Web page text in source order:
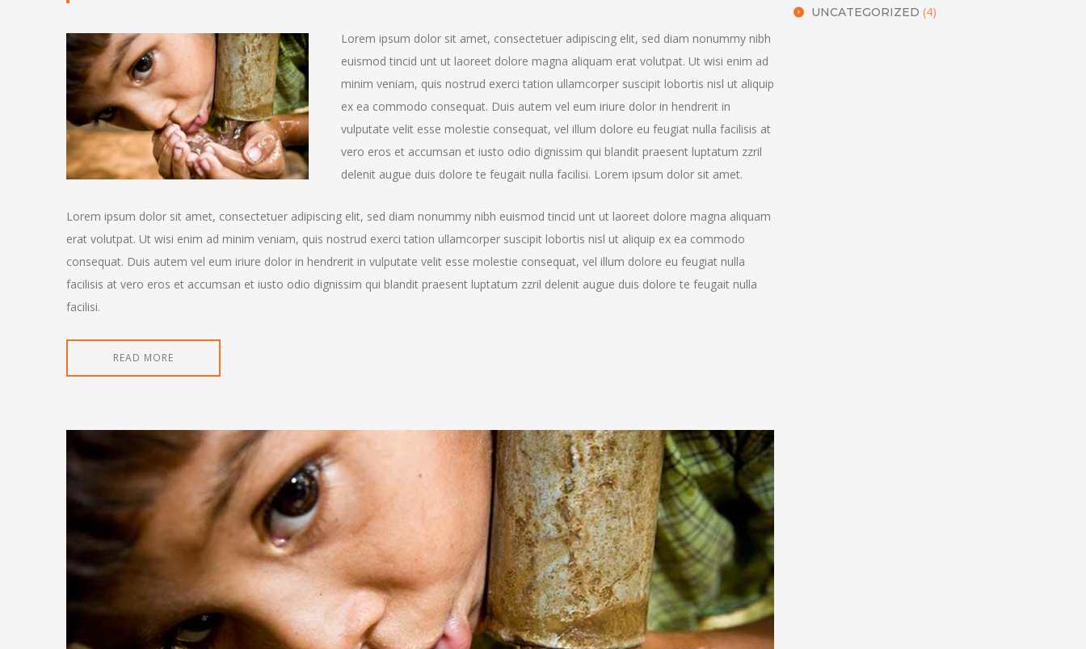
Lorem ipsum dolor sit amet, consectetuer adipiscing elit, sed diam nonummy nibh
euismod tincid unt ut laoreet dolore magna aliquam erat volutpat. Ut wisi enim ad
minim veniam, quis nostrud exerci tation ullamcorper suscipit lobortis nisl ut aliquip
ex ea commodo consequat. Duis autem vel eum iriure dolor in hendrerit in
vulputate velit esse molestie consequat, vel illum dolore eu feugiat nulla facilisis at
vero eros et accumsan et iusto odio dignissim qui blandit praesent luptatum zzril
delenit augue duis dolore te feugait nulla facilisi. Lorem ipsum dolor sit amet.
Lorem ipsum dolor sit amet, consectetuer adipiscing elit, sed diam nonummy nibh euismod tincid unt ut laoreet dolore magna aliquam
erat volutpat. Ut wisi enim ad minim veniam, quis nostrud exerci tation ullamcorper suscipit lobortis nisl ut aliquip ex ea commodo
consequat. Duis autem vel eum iriure dolor in hendrerit in vulputate velit esse molestie consequat, vel illum dolore eu feugiat nulla
facilisis at vero eros et accumsan et iusto odio dignissim qui blandit praesent luptatum zzril delenit augue duis dolore te feugait nulla
facilisi.
READ MORE
UNCATEGORIZED (4)